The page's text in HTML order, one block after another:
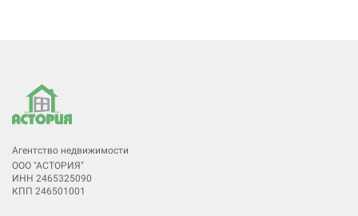
ООО "АСТОРИЯ"
ИНН 2465325090
КПП 246501001
Агентство недвижимости